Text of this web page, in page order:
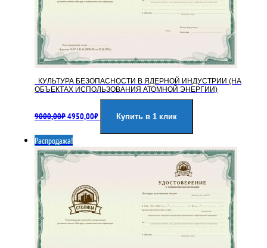
КУЛЬТУРА БЕЗОПАСНОСТИ В ЯДЕРНОЙ ИНДУСТРИИ (НА
ОБЪЕКТАХ ИСПОЛЬЗОВАНИЯ АТОМНОЙ ЭНЕРГИИ)
9000,00₽цена
9000,00₽.
4950,00₽цена:
Купить в 1 клик
Распродажа!